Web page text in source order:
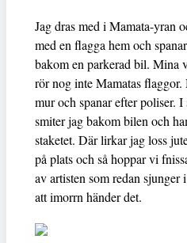
Jag dras med i Mamata-yran
med en flagga hem och
bakom en parkerad bil. Mina
rör nog inte Mamatas flaggor.
mur och spanar efter poliser.
smiter jag bakom bilen och
staketet. Där lirkar jag loss
på plats och så hoppar vi
av artisten som redan
att imorrn händer det.